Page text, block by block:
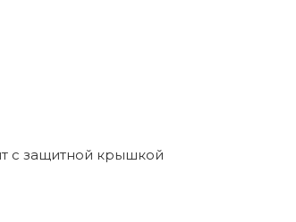
с защитной крышкой